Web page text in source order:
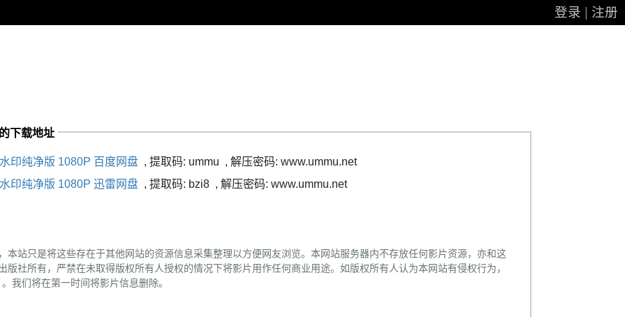
登录 注册
下载地址
印纯净版 1080P 百度网盘, 提取码: ummu , 解压密码: www.ummu.net
印纯净版 1080P 迅雷网盘, 提取码: bzi8, 解压密码: www.ummu.net
本站只是将这些存在于其他网站的资源信息采集整理以方便网友浏览。本网站服务器内不存放任何影片资源，亦和这
社所有，严禁在未取得版权所有人授权的情况下将影片用作任何商业用途。如版权所有人认为本网站有侵权行为，
我们将在第一时间将影片信息删除。